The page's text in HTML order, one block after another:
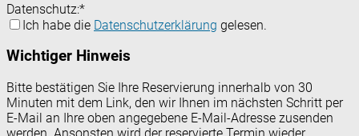
Datenschutz:*
Ich habe die Datenschutzerklärung gelesen.
Wichtiger Hinweis
Bitte bestätigen Sie Ihre Reservierung innerhalb von 30
Minuten mit dem Link, den wir Ihnen im nächsten Schritt per
E-Mail an Ihre oben angegebene E-Mail-Adresse zusenden